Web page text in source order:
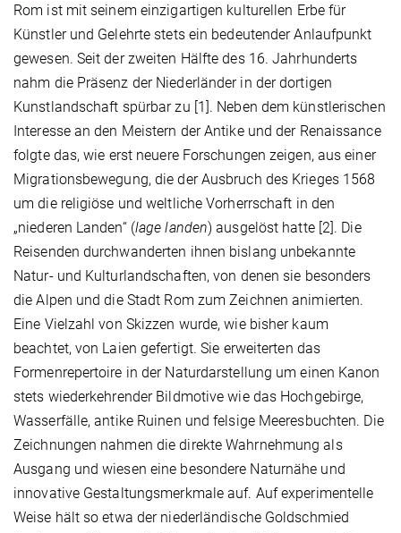
Rom ist mit seinem einzigartigen kulturellen Erbe für
Künstler und Gelehrte stets ein bedeutender Anlaufpunkt
gewesen. Seit der zweiten Hälfte des 16. Jahrhunderts
nahm die Präsenz der Niederländer in der dortigen
Kunstlandschaft spürbar zu [1]. Neben dem künstlerischen
Interesse an den Meistern der Antike und der Renaissance
folgte das, wie erst neuere Forschungen zeigen, aus einer
Migrationsbewegung, die der Ausbruch des Krieges 1568
um die religiöse und weltliche Vorherrschaft in den
„niederen Landen“ (lage landen) ausgelöst hatte [2]. Die
Reisenden durchwanderten ihnen bislang unbekannte
Natur- und Kulturlandschaften, von denen sie besonders
die Alpen und die Stadt Rom zum Zeichnen animierten.
Eine Vielzahl von Skizzen wurde, wie bisher kaum
beachtet, von Laien gefertigt. Sie erweiterten das
Formenrepertoire in der Naturdarstellung um einen Kanon
stets wiederkehrender Bildmotive wie das Hochgebirge,
Wasserfälle, antike Ruinen und felsige Meeresbuchten. Die
Zeichnungen nahmen die direkte Wahrnehmung als
Ausgang und wiesen eine besondere Naturnähe und
innovative Gestaltungsmerkmale auf. Auf experimentelle
Weise hält so etwa der niederländische Goldschmied